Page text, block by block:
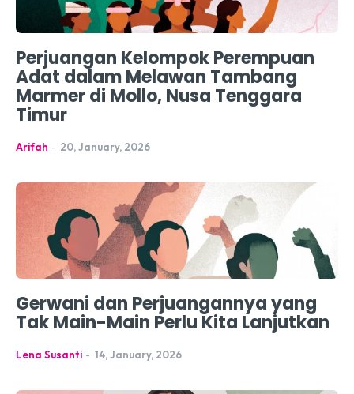
Perjuangan Kelompok Perempuan
Adat dalam Melawan Tambang
Marmer di Mollo, Nusa Tenggara
Timur
Arifah - 20, January, 2026
Gerwani dan Perjuangannya yang
Tak Main-Main Perlu Kita Lanjutkan
Lena Susanti - 14, January, 2026